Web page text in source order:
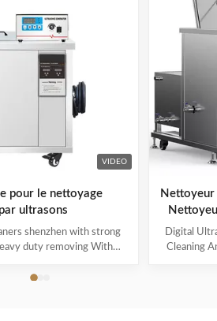
VIDEO
pour le nettoyage
ultrasons
shenzhen with strong
duty removing With
engine parts cleaning,
Nettoyeur
Digital
Cleaning